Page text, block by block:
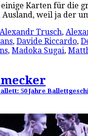
Karten für die
Ausland, weil ja der
Alexandr Trusch,
, Davide Riccardo,
, Madoka Sugai,
50 Jahre